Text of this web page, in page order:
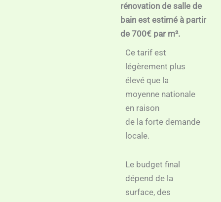
rénovation de salle de
bain est estimé à partir
de 700€ par m².
Ce tarif est
légèrement plus
élevé que la
moyenne nationale
en raison
de la forte demande
locale.
Le budget final
dépend de la
surface, des